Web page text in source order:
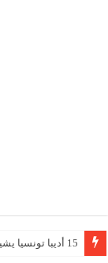
15 أديبا تونسيا يشيدون بتكريم الشاعر علي الدرورة